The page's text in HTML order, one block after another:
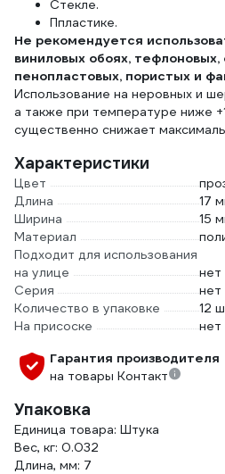
Стекле.
Ппластике.
Не рекомендуется
виниловых обоях, тефлоновых,
пенопластовых, пористых и
Использование на неровных и
а также при температуре ниже
существенно снижает
Характеристики
Цвет
Длина
17
Ширина
15
Материал
Подходит для использования
на улице
нет
Серия
нет
Количество в упаковке
12
На присоске
нет
Гарантия производителя
на товары Контакт
Упаковка
Единица товара: Штука
Вес, кг: 0.032
Длина, мм: 7